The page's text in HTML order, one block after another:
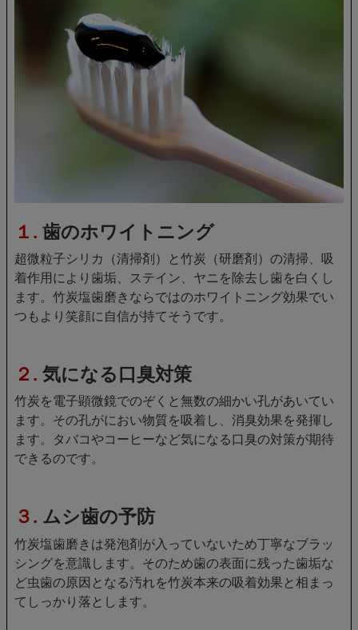
１. 歯のホワイトニング
超微粒子シリカ（清掃剤）と竹炭（研磨剤）の清掃、吸
着作用により歯垢、ステイン、ヤニを除去し歯を白くし
ます。竹炭塩歯磨きならではのホワイトニング効果でい
つもより笑顔に自信が持てそうです。
２. 気になる口臭対策
竹炭を電子顕微鏡でのぞくと無数の細かい孔があいてい
ます。その孔がにおい物質を吸着し、消臭効果を発揮し
ます。タバコやコーヒーなど気になる口臭の対策が期待
できるのです。
３. ムシ歯の予防
竹炭塩歯磨きは発泡剤が入っていないため丁寧なブラッ
シングを意識します。そのため歯の表面に残った歯垢な
ど虫歯の原因となる汚れを竹炭本来の吸着効果と相まっ
てしっかり落とします。